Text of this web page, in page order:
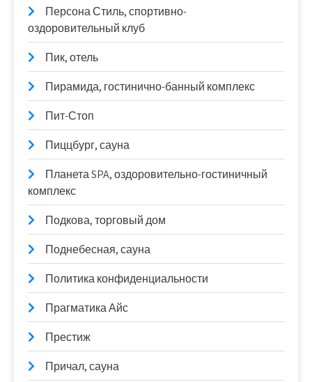
Персона Стиль, спортивно-
оздоровительный клуб
Пик, отель
Пирамида, гостинично-банный комплекс
Пит-Стоп
Пиццбург, сауна
Планета SPA, оздоровительно-гостиничный
комплекс
Подкова, торговый дом
Поднебесная, сауна
Политика конфиденциальности
Прагматика Айс
Престиж
Причал, сауна